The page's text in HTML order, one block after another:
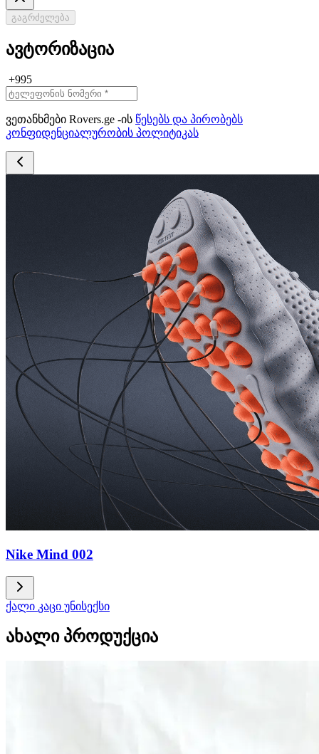
გაგრძელება
ავტორიზაცია
+995
ვეთანხმები Rovers.ge -ის წესებს და პირობებს
კონფიდენციალურობის პოლიტიკას
Nike Mind 002
ქალი კაცი უნისექსი
ახალი პროდუქცია